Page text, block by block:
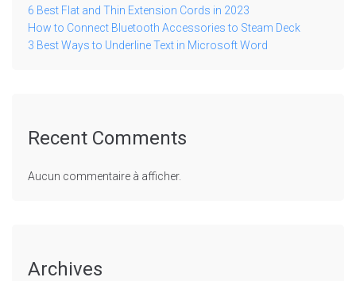
6 Best Flat and Thin Extension Cords in 2023
How to Connect Bluetooth Accessories to Steam Deck
3 Best Ways to Underline Text in Microsoft Word
Recent Comments
Aucun commentaire à afficher.
Archives